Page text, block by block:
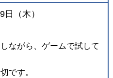
（木）
ながら、ゲームで試して
です。